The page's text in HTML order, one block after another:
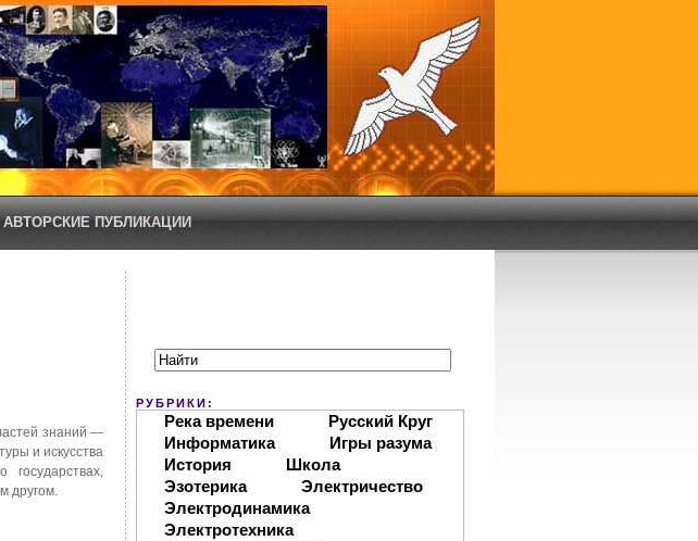
АВТОРСКИЕ ПУБЛИКАЦИИ
знаний —
и искусства
другом.
РУБРИКИ:
Река времени
Русский Круг
Информатика
Игры разума
История
Школа
Эзотерика
Электричество
Электродинамика
Электротехника